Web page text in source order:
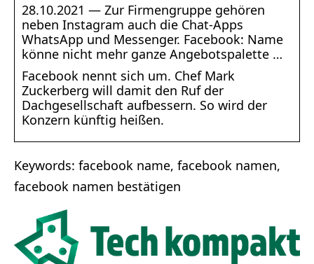
28.10.2021 — Zur Firmengruppe gehören
neben Instagram auch die Chat-Apps
WhatsApp und Messenger. Facebook: Name
könne nicht mehr ganze Angebotspalette …
Facebook nennt sich um. Chef Mark
Zuckerberg will damit den Ruf der
Dachgesellschaft aufbessern. So wird der
Konzern künftig heißen.
Keywords: facebook name, facebook namen,
facebook namen bestätigen